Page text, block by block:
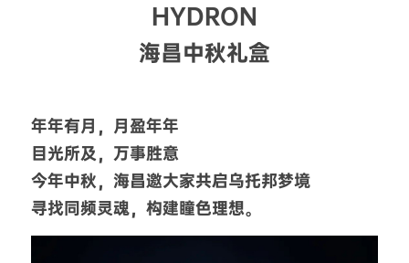
HYDRON
海昌中秋礼盒
年年有月，月盈年年
目光所及，万事胜意
今年中秋，海昌邀大家共启乌托邦梦境
寻找同频灵魂，构建瞳色理想。